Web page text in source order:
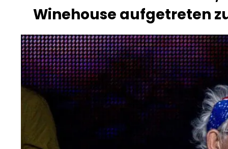
Winehouse aufgetreten